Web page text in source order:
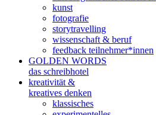
kunst
fotografie
storytravelling
wissenschaft & beruf
feedback teilnehmer*innen
GOLDEN WORDS
das schreibhotel
kreativität &
kreatives denken
klassisches